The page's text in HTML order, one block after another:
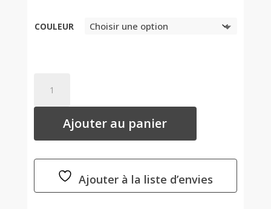
COULEUR
PELUCHE
FRIENDLY
SAFFRON
BUKOWSKI
Ajouter au panier
Ajouter à la liste d’envies